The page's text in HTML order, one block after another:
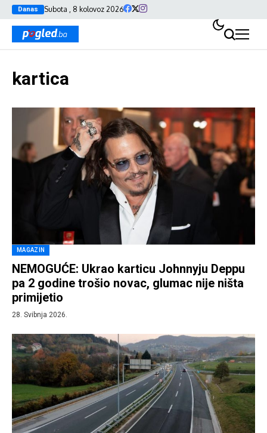
Danas Subota , 8 kolovoz 2026
kartica
MAGAZIN
NEMOGUĆE: Ukrao karticu Johnnyju Deppu
pa 2 godine trošio novac, glumac nije ništa
primijetio
28. Svibnja 2026.